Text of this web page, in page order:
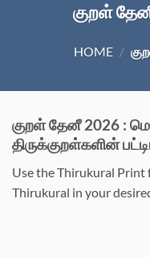
குறள் தேனீ
HOME /
குறள் தேனீ 2026 :
திருக்குறள்களின்
Use the Thirukural
Thirukural in your